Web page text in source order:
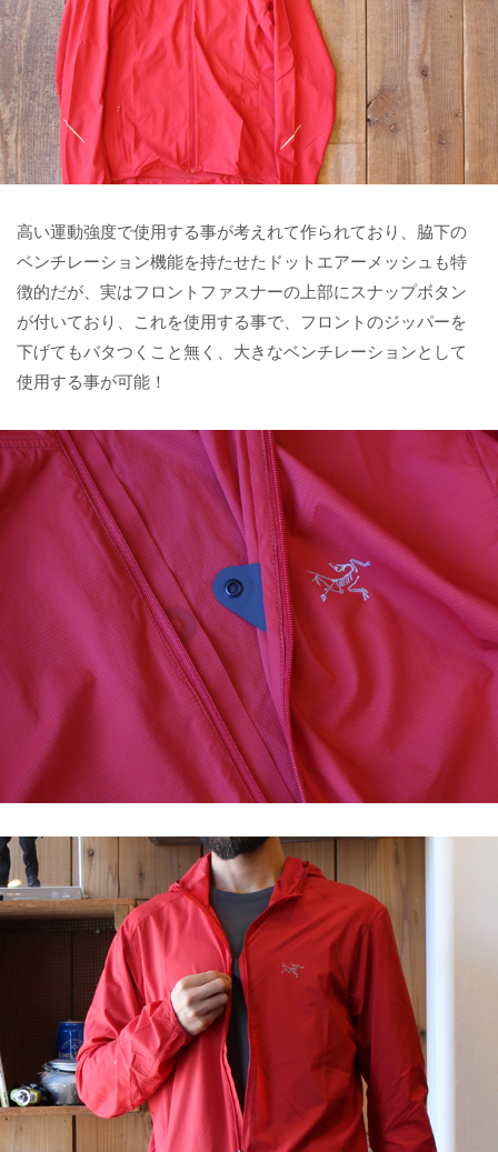
高い運動強度で使用する事が考えれて作られており、脇下の
ベンチレーション機能を持たせたドットエアーメッシュも特
徴的だが、実はフロントファスナーの上部にスナップボタン
が付いており、これを使用する事で、フロントのジッパーを
下げてもバタつくこと無く、大きなベンチレーションとして
使用する事が可能！